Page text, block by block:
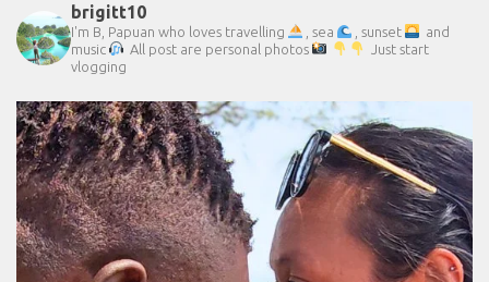
brigitt10
I'm B, Papuan who loves travelling , sea , sunset
and
music
All post are personal photos
Just start
vlogging